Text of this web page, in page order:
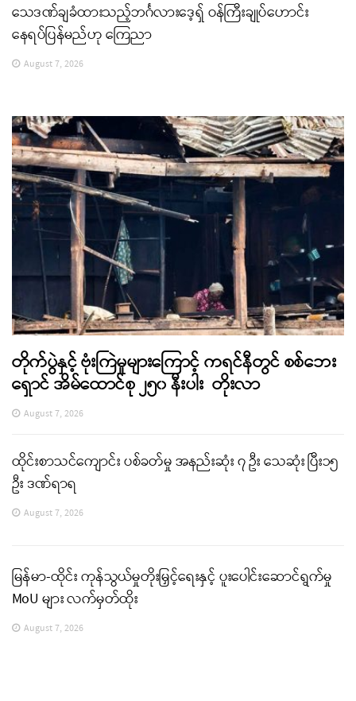
သေဒဏ်ချခံထားသည့်ဘင်္ဂလားဒေ့ရှ် ဝန်ကြီးချုပ်ဟောင်း
နေရပ်ပြန်မည်ဟု ကြေညာ
August 7, 2026
တိုက်ပွဲနှင့် ဗုံးကြဲမှုများကြောင့် ကရင်နီတွင် စစ်ဘေး
ရှောင် အိမ်ထောင်စု ၂၅၀ နီးပါး တိုးလာ
August 7, 2026
ထိုင်းစာသင်ကျောင်း ပစ်ခတ်မှု အနည်းဆုံး ၇ ဦး သေဆုံး ပြီး၁၅
ဦး ဒဏ်ရာရ
August 7, 2026
မြန်မာ-ထိုင်း ကုန်သွယ်မှုတိုးမြှင့်ရေးနှင့် ပူးပေါင်းဆောင်ရွက်မှု
MoU များ လက်မှတ်ထိုး
August 7, 2026